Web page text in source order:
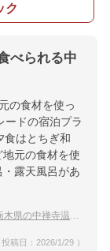
ク
べられる中
の食材を使っ
ードの宿泊プラ
食はとちぎ和
元の食材を使
露天風呂があ
まりたい。おすすめをよろしく！
稿日：2026/1/29 ）